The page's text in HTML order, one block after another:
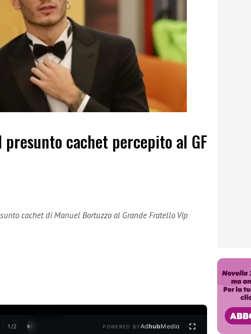
presunto cachet percepito al GF
cachet di Manuel Bortuzzo al Grande Fratello Vip
1 /2 POWERED BYAdhubMedia